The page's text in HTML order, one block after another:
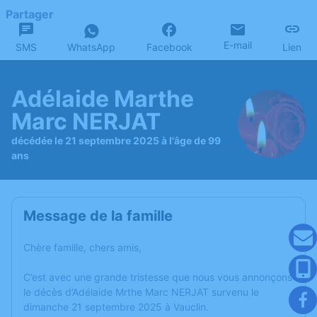
Partager
SMS WhatsApp Facebook E-mail Lien
Adélaide Marthe
Marc NERJAT
décédée le 21 septembre 2025 à l'âge de 99
ans
Message de la famille
Chère famille, chers amis,
C’est avec une grande tristesse que nous vous annonçons
le décès d’Adélaide Mrthe Marc NERJAT survenu le
dimanche 21 septembre 2025 à Vauclin.